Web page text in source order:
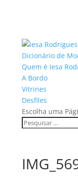
Dicionário de
Quem é Iesa
A Bordo
Vitrines
Desfiles
Escolha uma